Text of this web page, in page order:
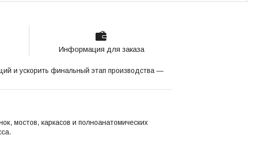
Информация для заказа
и ускорить финальный этап производства —
мостов, каркасов и полноанатомических